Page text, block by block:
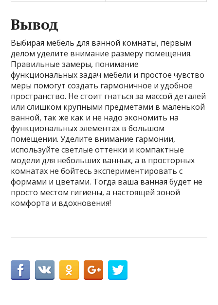
Вывод
Выбирая мебель для ванной комнаты, первым
делом уделите внимание размеру помещения.
Правильные замеры, понимание
функциональных задач мебели и простое чувство
меры помогут создать гармоничное и удобное
пространство. Не стоит гнаться за массой деталей
или слишком крупными предметами в маленькой
ванной, так же как и не надо экономить на
функциональных элементах в большом
помещении. Уделите внимание гармонии,
используйте светлые оттенки и компактные
модели для небольших ванных, а в просторных
комнатах не бойтесь экспериментировать с
формами и цветами. Тогда ваша ванная будет не
просто местом гигиены, а настоящей зоной
комфорта и вдохновения!